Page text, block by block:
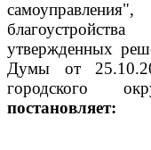
утвержденных
Думы от
городского
постановляет: